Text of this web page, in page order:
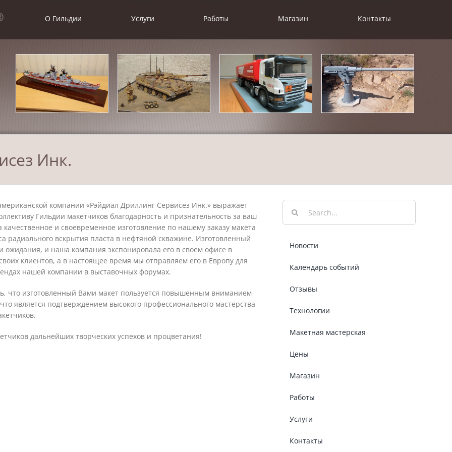
О Гильдии Услуги Работы Магазин Контакты
Инк.
компании «Рэйдиал Дриллинг Сервисез Инк.» выражает
Гильдии макетчиков благодарность и признательность за ваш
и своевременное изготовление по нашему заказу макета
радиального вскрытия пласта в нефтяной скважине. Изготовленный
ожидания, и наша компания экспонировала его в своем офисе в
клиентов, а в настоящее время мы отправляем его в Европу для
нашей компании в выставочных форумах.
что изготовленный Вами макет пользуется повышенным вниманием
является подтверждением высокого профессионального мастерства
дальнейших творческих успехов и процветания!
Результат
поиска:
Новости
Календарь событий
Отзывы
Технологии
Макетная мастерская
Цены
Магазин
Работы
Услуги
Контакты